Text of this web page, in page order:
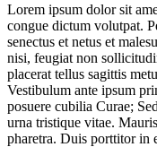
Lorem ipsum dolor sit
congue dictum volutpat.
senectus et netus et
nisi, feugiat non
placerat tellus sagittis
Vestibulum ante ipsum
posuere cubilia Curae;
urna tristique vitae.
pharetra. Duis porttitor in